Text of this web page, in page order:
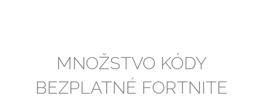
MNOŽSTVO KÓDY
BEZPLATNÉ FORTNITE